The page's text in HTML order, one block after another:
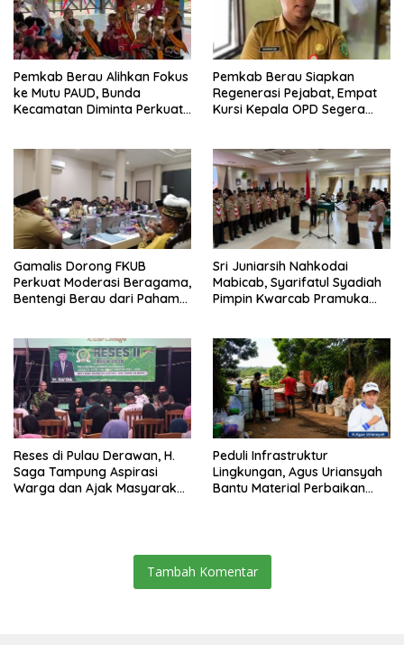
Pemkab Berau Alihkan Fokus
ke Mutu PAUD, Bunda
Kecamatan Diminta Perkuat
Pemkab Berau Siapkan
Regenerasi Pejabat, Empat
Kursi Kepala OPD Segera
Gamalis Dorong FKUB
Perkuat Moderasi Beragama,
Bentengi Berau dari Paham
Sri Juniarsih Nahkodai
Mabicab, Syarifatul Syadiah
Pimpin Kwarcab Pramuka
Reses di Pulau Derawan, H.
Saga Tampung Aspirasi
Warga dan Ajak Masyarakat
Peduli Infrastruktur
Lingkungan, Agus Uriansyah
Bantu Material Perbaikan
Tambah Komentar